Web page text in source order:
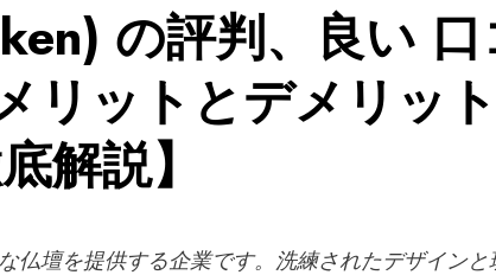
の評判、良い
リットとデメリッ
解説】
仏壇を提供する企業です。洗練されたデザイン